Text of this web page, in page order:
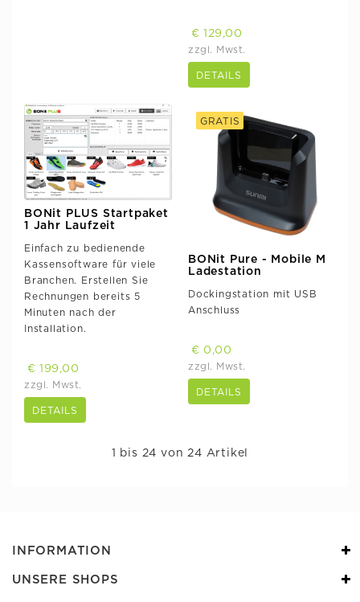
€ 129,00
zzgl. Mwst.
DETAILS
BONit PLUS Startpaket
1 Jahr Laufzeit
Einfach zu bedienende
Kassensoftware für viele
Branchen. Erstellen Sie
Rechnungen bereits 5
Minuten nach der
Installation.
€ 199,00
zzgl. Mwst.
DETAILS
GRATIS
BONit Pure - Mobile M
Ladestation
Dockingstation mit USB
Anschluss
€ 0,00
zzgl. Mwst.
DETAILS
1 bis 24 von 24 Artikel
INFORMATION
UNSERE SHOPS